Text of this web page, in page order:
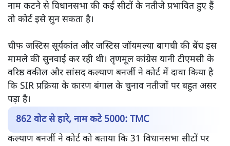
नाम कटने से विधानसभा की कई सीटों के नतीजे प्रभावित हुए हैं
तो कोर्ट इसे सुन सकता है।
चीफ जस्टिस सूर्यकांत और जस्टिस जॉयमल्या बागची की बेंच इस
मामले की सुनवाई कर रही थी। तृणमूल कांग्रेस यानी टीएमसी के
वरिष्ठ वकील और सांसद कल्याण बनर्जी ने कोर्ट में दावा किया है
कि SIR प्रक्रिया के कारण बंगाल के चुनाव नतीजों पर बहुत असर
पड़ा है।
862 वोट से हारे, नाम कटे 5000: TMC
कल्याण बनर्जी ने कोर्ट को बताया कि 31 विधानसभा सीटों पर